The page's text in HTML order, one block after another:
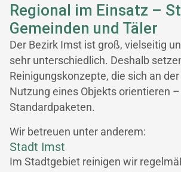
Regional im Einsatz –
Gemeinden und Täler
Der Bezirk Imst ist groß, vielseitig
sehr unterschiedlich. Deshalb
Reinigungs­konzepte, die sich an
Nutzung eines Objekts orientieren
Standardpaketen.
Wir betreuen unter anderem:
Stadt Imst
Im Stadtgebiet reinigen wir